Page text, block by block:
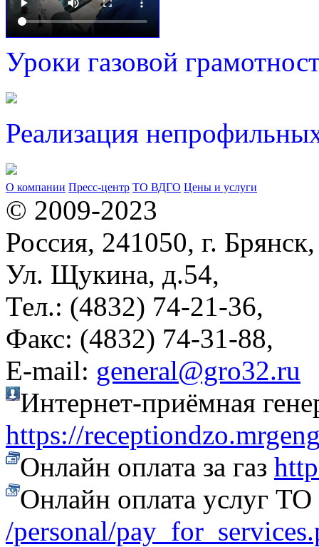
Уроки газовой
Реализация
О компании Пресс-центр ТО ВДГО Цены и услуги
© 2009-2023
Россия, 241050, г. Брянск,
Ул. Щукина, д.54,
Тел.: (4832) 74-21-36,
Факс: (4832) 74-31-88,
Е-mail: general@gro32.ru
Интернет-приёмная
https://
Онлайн оплата за газ
Онлайн оплата услуг
/personal/